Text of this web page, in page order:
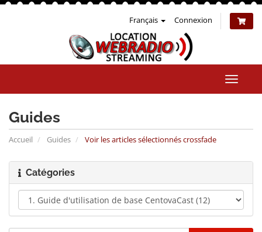
Français Connexion
la
Guides
Accueil Guides Voir les articles sélectionnés crossfade
Catégories